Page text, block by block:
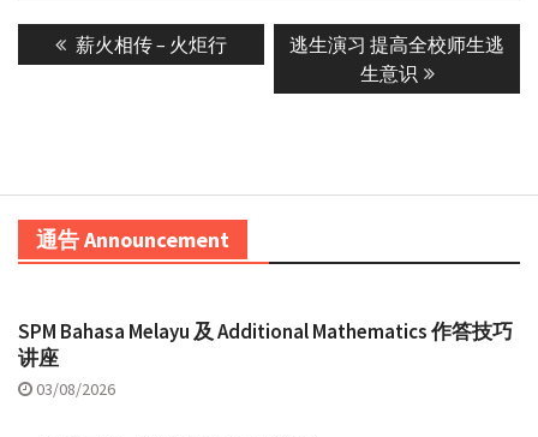
Post
navigation
Previous
post:
薪火相传 – 火炬行
Next
逃生演习 提高全校师生逃
生意识
通告 Announcement
SPM Bahasa Melayu 及 Additional Mathematics 作答技巧
讲座
03/08/2026